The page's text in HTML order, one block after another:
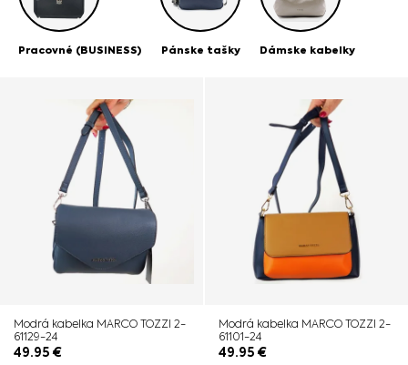
Pracovné (BUSINESS) Pánske tašky Dámske kabelky
Modrá kabelka MARCO TOZZI 2-
61129-24
49.95€
Modrá kabelka MARCO TOZZI 2-
61101-24
49.95€